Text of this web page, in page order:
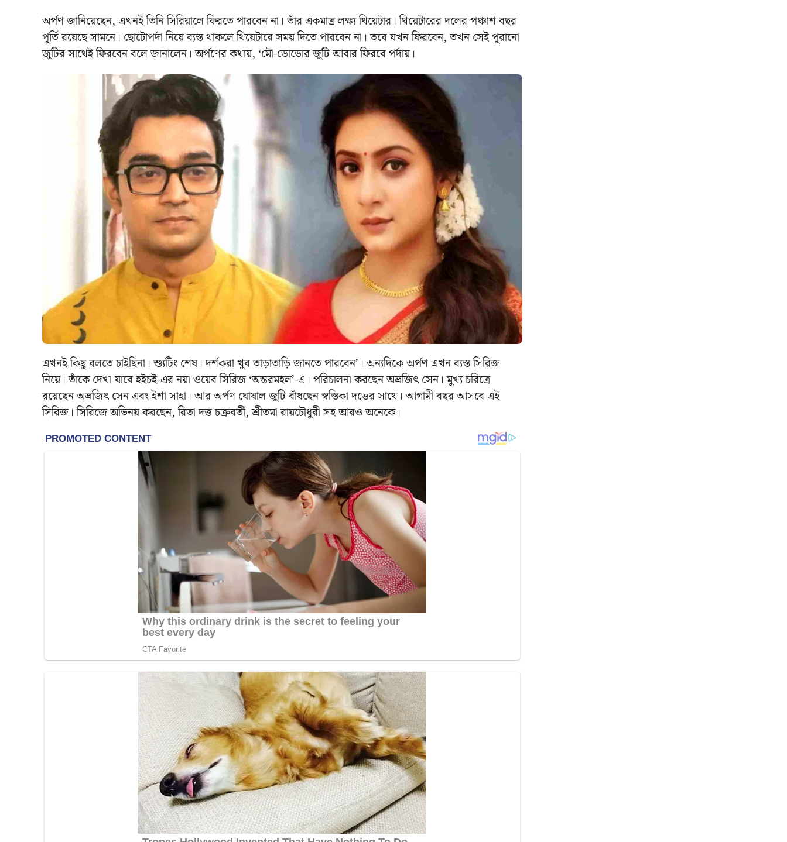
অর্পণ জানিয়েছেন, এখনই তিনি সিরিয়ালে ফিরতে পারবেন না। তাঁর একমাত্র লক্ষ্য থিয়েটার। থিয়েটারের দলের পঞ্চাশ বছর
পূর্তি রয়েছে সামনে। ছোটোপর্দা নিয়ে ব্যস্ত থাকলে থিয়েটারে সময় দিতে পারবেন না। তবে যখন ফিরবেন, তখন সেই পুরানো
জুটির সাথেই ফিরবেন বলে জানালেন। অর্পণের কথায়, ‘মৌ-ডোডোর জুটি আবার ফিরবে পর্দায়।
এখনই কিছু বলতে চাইছিনা। শ্যুটিং শেষ। দর্শকরা খুব তাড়াতাড়ি জানতে পারবেন’। অন্যদিকে অর্পণ এখন ব্যস্ত সিরিজ
নিয়ে। তাঁকে দেখা যাবে হইচই-এর নয়া ওয়েব সিরিজ ‘অন্তরমহল’-এ। পরিচালনা করছেন অভ্রজিৎ সেন। মুখ্য চরিত্রে
রয়েছেন অভ্রজিৎ সেন এবং ইশা সাহা। আর অর্পণ ঘোষাল জুটি বাঁধছেন স্বস্তিকা দত্তের সাথে। আগামী বছর আসবে এই
সিরিজ। সিরিজে অভিনয় করছেন, রিতা দত্ত চক্রবর্তী, শ্রীতমা রায়চৌধুরী সহ আরও অনেকে।